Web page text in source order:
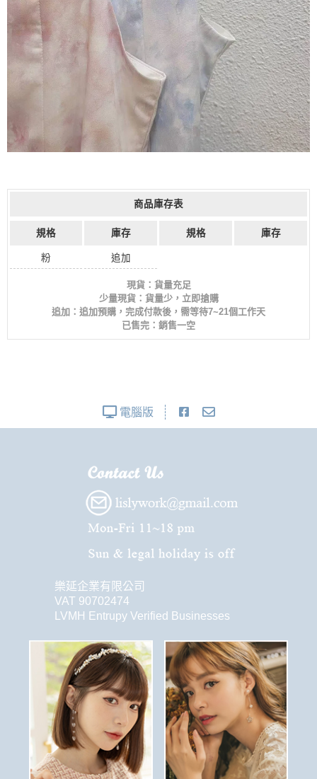
商品庫存表
規格 庫存 規格 庫存
粉 追加
現貨：貨量充足
少量現貨：貨量少，立即搶購
追加：追加預購，完成付款後，需等待7~21個工作天
已售完：銷售一空
電腦版
樂延企業有限公司
VAT 90702474
LVMH Entrupy Verified Businesses